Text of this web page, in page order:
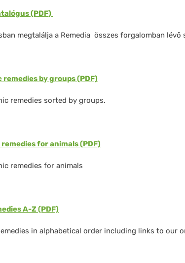
(PDF)
megtalálja a Remedia összes forgalomban
remedies by groups (PDF)
remedies sorted by groups.
for animals (PDF)
remedies for animals
A-Z (PDF)
in alphabetical order including links to our